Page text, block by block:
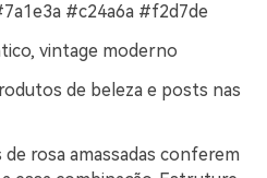
#c24a6a #f2d7de
vintage moderno
de beleza e posts nas
rosa amassadas conferem